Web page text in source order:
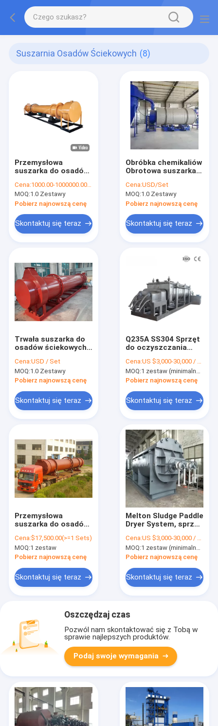
Suszarnia Osadów Ściekowych (8)
Przemysłowa
suszarka do osadów
obrotowa w
przemyśle
spożywczym
Cena:1000.00-1000000.00 USD/Set
MOQ:1.0 Zestawy
Pobierz najnowszą cenę
Skontaktuj się teraz
Obróbka chemikaliów
Obrotowa suszarka
trzycylindrowa
suszarka bębnowa z
trocinami
Cena:USD/Set
MOQ:1.0 Zestawy
Pobierz najnowszą cenę
Skontaktuj się teraz
Trwała suszarka do
osadów ściekowych
Suszarka obrotowa
do piasku
Przemysłowa
Cena:USD / Set
MOQ:1.0 Zestawy
Pobierz najnowszą cenę
Skontaktuj się teraz
Q235A SS304 Sprzęt
do oczyszczania
pustymi ostrzami
Cena:US $3,000-30,000 / Set | 1 Set (Min. Order)
MOQ:1 zestaw (minimalne zamówienie)
Pobierz najnowszą cenę
Skontaktuj się teraz
Przemysłowa
suszarka do osadów
Obrotowa suszarka
do pieca do
metalurgii /
budowlanych
Cena:$17,500.00(>=1 Sets)
MOQ:1 zestaw
Pobierz najnowszą cenę
Skontaktuj się teraz
Melton Sludge Paddle
Dryer System, sprzęt
osadów
Cena:US $3,000-30,000 / Set | 1 Set (Min. Order)
MOQ:1 zestaw (minimalne zamówienie)
Pobierz najnowszą cenę
Skontaktuj się teraz
Oszczędzaj czas
Pozwól nam skontaktować się z Tobą w
sprawie najlepszych produktów.
Podaj swoje wymagania